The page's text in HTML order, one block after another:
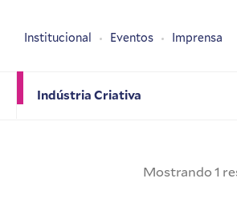
Indústria Criativa
Institucional Eventos Imprensa
Mostrando 1